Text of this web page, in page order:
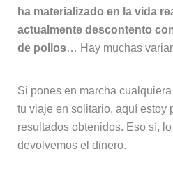
ha materializado en la vida
actualmente descontento
de pollos… Hay muchas
Si pones en marcha
tu viaje en solitario, aquí estoy
resultados obtenidos. Eso sí,
devolvemos el dinero.